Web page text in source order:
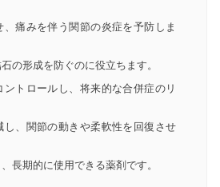
痛みを伴う関節の炎症を予防しま
の形成を防ぐのに役立ちます。
トロールし、将来的な合併症のリ
し、関節の動きや柔軟性を回復させ
長期的に使用できる薬剤です。